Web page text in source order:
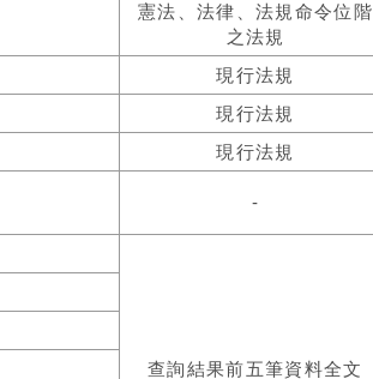
憲法、法律、法規命令位階
之法規
現行法規
現行法規
現行法規
-
查詢結果前五筆資料全文